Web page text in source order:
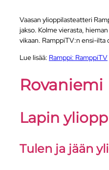
Vaasan ylioppilasteatteri
jakso. Kolme vierasta,
vikaan. RamppiTV:n ensi-ilta
Lue lisää: Ramppi: RamppiTV
Rovaniemi
Lapin
Tulen ja jään